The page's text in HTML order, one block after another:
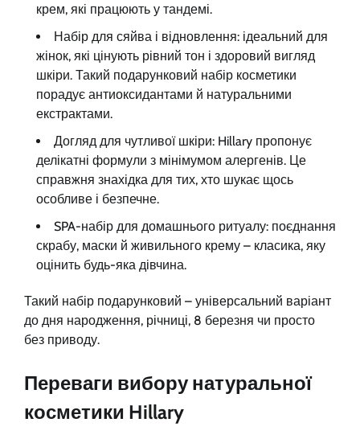
крем, які працюють у тандемі.
Набір для сяйва і відновлення: ідеальний для
жінок, які цінують рівний тон і здоровий вигляд
шкіри. Такий подарунковий набір косметики
порадує антиоксидантами й натуральними
екстрактами.
Догляд для чутливої шкіри: Hillary пропонує
делікатні формули з мінімумом алергенів. Це
справжня знахідка для тих, хто шукає щось
особливе і безпечне.
SPA-набір для домашнього ритуалу: поєднання
скрабу, маски й живильного крему – класика, яку
оцінить будь-яка дівчина.
Такий набір подарунковий – універсальний варіант
до дня народження, річниці, 8 березня чи просто
без приводу.
Переваги вибору натуральної
косметики Hillary